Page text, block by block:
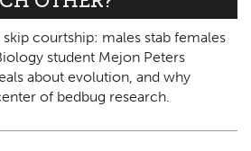
skip courtship: males stab females
student Mejon Peters
about evolution, and why
of bedbug research.